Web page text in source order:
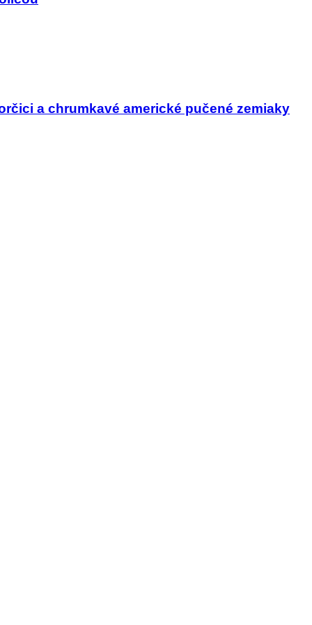
a chrumkavé americké pučené zemiaky